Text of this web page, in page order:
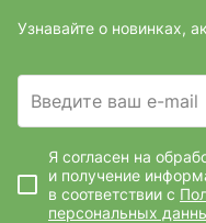
Узнавайте о новинках,
Введите ваш e-mail
Я согласен на
и получение
в соответствии с
персональных